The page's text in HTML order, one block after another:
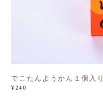
でこたんようかん１個入り
¥240